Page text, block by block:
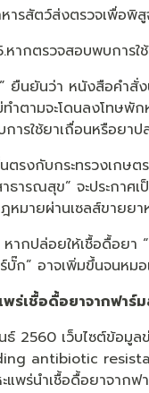
ารสัตว์ส่งตรวจเพื่อพิสู
ากตรวจสอบพบการ
ยืนยันว่า หนังสือคำสั่
ำตามจะโดนลงโทษ
การใช้ยาเถื่อนหรือย
รงกับกระทรวงเกษต
ธารณสุข” จะประกาศ
หมายผ่านเซลส์ขายยา
ากปล่อยให้เชื้อดื้อยา
บั๊ก” อาจเพิ่มขึ้นจนหม
ร่เชื้อดื้อยาจากฟาร์
2560 เว็บไซต์ข้อมู
antibiotic
แพร่นำเชื้อดื้อยาจา